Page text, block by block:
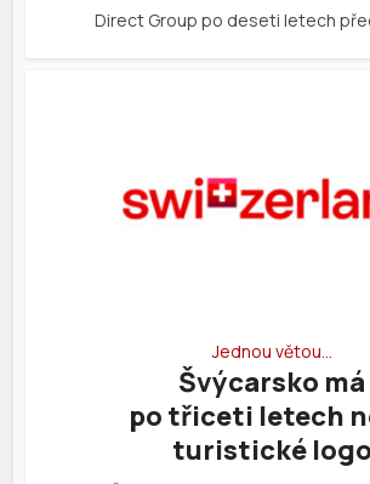
Direct Group po deseti letech
Jednou větou…
Švýcarsko má
po třiceti letech
turistické logo